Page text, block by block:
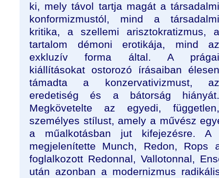
ki, mely távol tartja magát a társadalmi
konformizmustól, mind a társadalmi
kritika, a szellemi arisztokratizmus, a
tartalom démoni erotikája, mind az
exkluzív forma által. A prágai
kiállításokat ostorozó írásaiban élesen
támadta a konzervativizmust, az
eredetiség és a bátorság hiányát.
Megkövetelte az egyedi, független,
személyes stílust, amely a művész
a műalkotásban jut kifejezésre.
megjelenítette Munch, Redon, Rops
foglalkozott Redonnal, Vallotonnal,
után azonban a modernizmus